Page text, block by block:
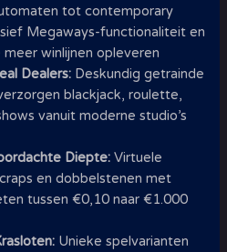
tot contemporary
Megaways-functionaliteit en
winlijnen opleveren
Dealers: Deskundig getrainde
blackjack, roulette,
vanuit moderne studio’s
Diepte: Virtuele
en dobbelstenen met
tussen €0,10 naar €1.000
Unieke spelvarianten